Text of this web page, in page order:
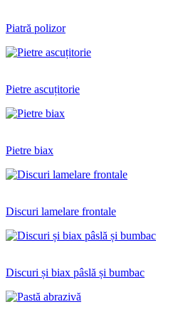
Piatră polizor
Pietre ascuțitorie
Pietre biax
Discuri lamelare frontale
Discuri și biax pâslă și bumbac